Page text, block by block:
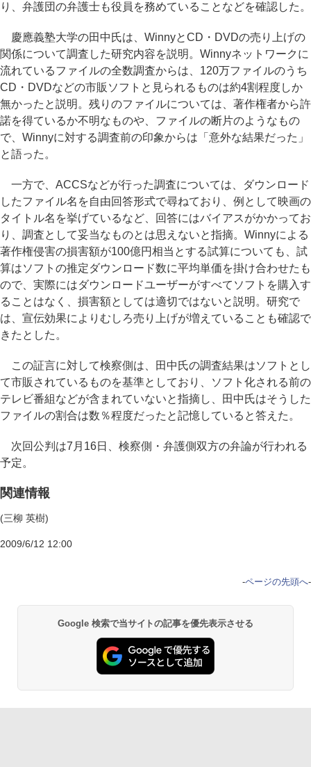
り、弁護団の弁護士も役員を務めていることなどを確認した。
慶應義塾大学の田中氏は、WinnyとCD・DVDの売り上げの
関係について調査した研究内容を説明。Winnyネットワークに
流れているファイルの全数調査からは、120万ファイルのうち
CD・DVDなどの市販ソフトと見られるものは約4割程度しか
無かったと説明。残りのファイルについては、著作権者から許
諾を得ているか不明なものや、ファイルの断片のようなもの
で、Winnyに対する調査前の印象からは「意外な結果だった」
と語った。
一方で、ACCSなどが行った調査については、ダウンロード
したファイル名を自由回答形式で尋ねており、例として映画の
タイトル名を挙げているなど、回答にはバイアスがかかってお
り、調査として妥当なものとは思えないと指摘。Winnyによる
著作権侵害の損害額が100億円相当とする試算についても、試
算はソフトの推定ダウンロード数に平均単価を掛け合わせたも
ので、実際にはダウンロードユーザーがすべてソフトを購入す
ることはなく、損害額としては適切ではないと説明。研究で
は、宣伝効果によりむしろ売り上げが増えていることも確認で
きたとした。
この証言に対して検察側は、田中氏の調査結果はソフトとし
て市販されているものを基準としており、ソフト化される前の
テレビ番組などが含まれていないと指摘し、田中氏はそうした
ファイルの割合は数％程度だったと記憶していると答えた。
次回公判は7月16日、検察側・弁護側双方の弁論が行われる
予定。
関連情報
(三柳 英樹)
2009/6/12 12:00
-ページの先頭へ-
Google 検索で当サイトの記事を優先表示させる